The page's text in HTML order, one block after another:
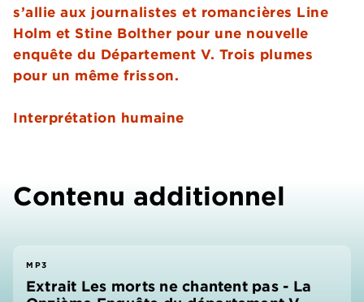
s’allie aux journalistes et romancières Line
Holm et Stine Bolther pour une nouvelle
enquête du Département V. Trois plumes
pour un même frisson.
Interprétation humaine
Contenu additionnel
MP3
Extrait Les morts ne chantent pas - La